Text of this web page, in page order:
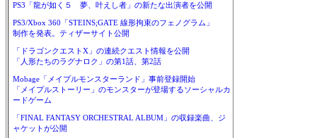
PS3「龍が如く５ 夢、叶えし者」の新たな出演者を公開
PS3/Xbox 360「STEINS;GATE 線形拘束のフェノグラム」
制作を発表。ティザーサイト公開
「ドラゴンクエストX」の連続クエスト情報を公開
「人形たちのラグナロク」の第1話、第2話
Mobage「メイプルモンスターランド」事前登録開始
「メイプルストーリー」のモンスターが登場するソーシャルカ
ードゲーム
「FINAL FANTASY ORCHESTRAL ALBUM」の収録楽曲、ジ
ャケットが公開